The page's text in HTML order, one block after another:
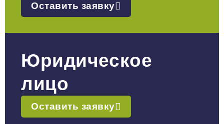
Оставить заявку
Юридическое
лицо
Оставить заявку